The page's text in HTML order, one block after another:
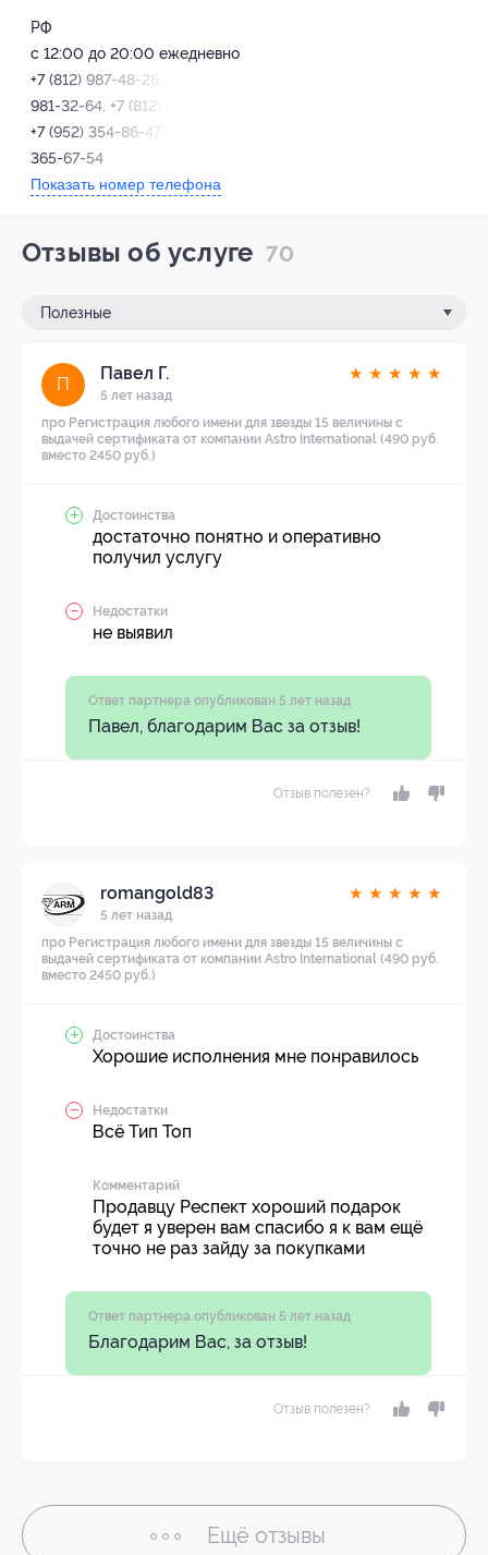
РФ
с 12:00 до 20:00 ежедневно
+7 (812) 987-48-26, +7 (812)
981-32-64, +7 (812) 981-57-60,
+7 (952) 354-86-47, +7 (953)
365-67-54
Показать номер телефона
Отзывы об услуге 70
Полезные
П
Павел Г.
5 лет назад
★ ★ ★ ★ ★
про Регистрация любого имени для звезды 15 величины с
выдачей сертификата от компании Astro International (490 руб.
вместо 2450 руб.)
Достоинства
достаточно понятно и оперативно
получил услугу
Недостатки
не выявил
Ответ партнера опубликован 5 лет назад
Павел, благодарим Вас за отзыв!
Отзыв полезен?
romangold83
5 лет назад
★ ★ ★ ★ ★
про Регистрация любого имени для звезды 15 величины с
выдачей сертификата от компании Astro International (490 руб.
вместо 2450 руб.)
Достоинства
Хорошие исполнения мне понравилось
Недостатки
Всё Тип Топ
Комментарий
Продавцу Респект хороший подарок
будет я уверен вам спасибо я к вам ещё
точно не раз зайду за покупками
Ответ партнера опубликован 5 лет назад
Благодарим Вас, за отзыв!
Отзыв полезен?
Ещё отзывы